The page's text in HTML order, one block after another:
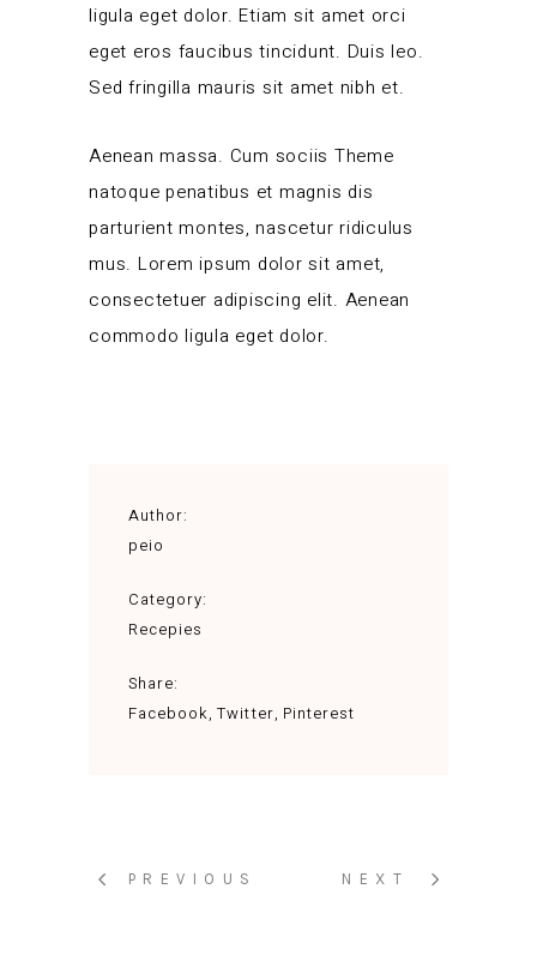
ligula eget dolor. Etiam sit amet orci
eget eros faucibus tincidunt. Duis leo.
Sed fringilla mauris sit amet nibh et.
Aenean massa. Cum sociis Theme
natoque penatibus et magnis dis
parturient montes, nascetur ridiculus
mus. Lorem ipsum dolor sit amet,
consectetuer adipiscing elit. Aenean
commodo ligula eget dolor.
Author:
peio
Category:
Recepies
Share:
Facebook Twitter Pinterest
PREVIOUS NEXT